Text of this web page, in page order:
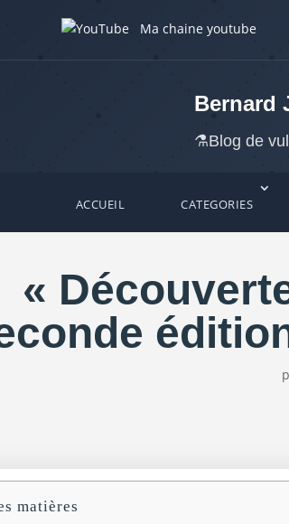
Ma chaine youtube
Bernard
⚗️Blog de
ACCUEIL CATEGORIES
«
matières